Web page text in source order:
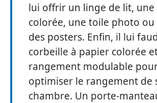
lui offrir un linge de lit,
colorée, une toile photo ou
des posters. Enfin, il lui
corbeille à papier colorée
rangement modulable
optimiser le rangement de
chambre. Un porte-